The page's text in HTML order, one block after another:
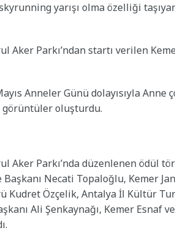
yarışı olma özelliği
Aker Parkı’ndan startı verilen
Anneler Günü dolayısıyla Anne
oluşturdu.
Aker Parkı’nda düzenlenen ödül
Necati Topaloğlu, Kemer
Kudret Özçelik, Antalya İl Kültür
Ali Şenkaynağı, Kemer Esnaf